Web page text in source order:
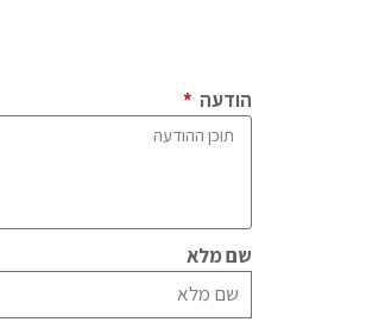
הודעה
שם מלא